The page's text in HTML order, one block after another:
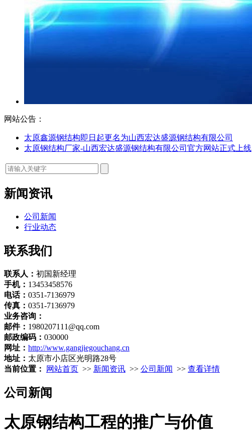
网站公告：
太原鑫源钢结构即日起更名为山西宏达盛源钢结构有限公司
太原钢结构厂家-山西宏达盛源钢结构有限公司官方网站正式上线
新闻资讯
公司新闻
行业动态
联系我们
联系人： 初国新经理
手机： 13453458576
电话： 0351-7136979
传真： 0351-7136979
业务咨询：
邮件： 1980207111@qq.com
邮政编码： 030000
网址： http://www.gangjiegouchang.cn
地址： 太原市小店区光明路28号
当前位置：
网站首页 >> 新闻资讯 >> 公司新闻 >> 查看详情
公司新闻
太原钢结构工程的推广与价值